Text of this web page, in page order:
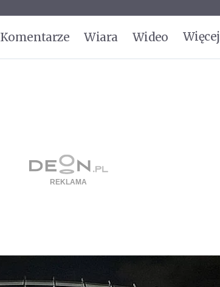
Komentarze Wiara Wideo Więcej